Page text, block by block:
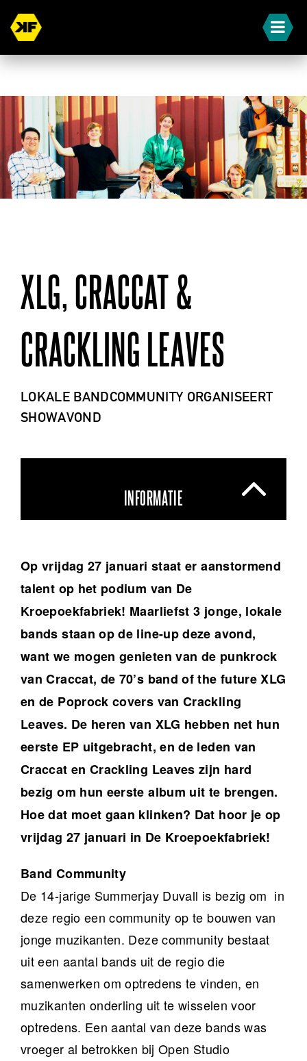
XLG, CRACCAT &
CRACKLING LEAVES
LOKALE BANDCOMMUNITY ORGANISEERT
SHOWAVOND
INFORMATIE
Op vrijdag 27 januari staat er aanstormend
talent op het podium van De
Kroepoekfabriek! Maarliefst 3 jonge, lokale
bands staan op de line-up deze avond,
want we mogen genieten van de punkrock
van Craccat, de 70’s band of the future XLG
en de Poprock covers van Crackling
Leaves. De heren van XLG hebben net hun
eerste EP uitgebracht, en de leden van
Craccat en Crackling Leaves zijn hard
bezig om hun eerste album uit te brengen.
Hoe dat moet gaan klinken? Dat hoor je op
vrijdag 27 januari in De Kroepoekfabriek!
Band Community
De 14-jarige Summerjay Duvall is bezig om in
deze regio een community op te bouwen van
jonge muzikanten. Deze community bestaat
uit een aantal bands uit de regio die
samenwerken om optredens te vinden, en
muzikanten onderling uit te wisselen voor
optredens. Een aantal van deze bands was
vroeger al betrokken bij Open Studio